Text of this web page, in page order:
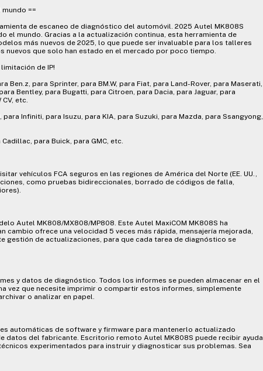
==
de escaneo de diagnóstico del automóvil. 2025 Autel MK808S
el mundo. Gracias a la actualización continua, esta herramienta de
más nuevos de 2025, lo que puede ser invaluable para los talleres
que solo han estado en el mercado por poco tiempo.
de IP!
Ben.z, para Sprinter, para BM.W, para Fiat, para Land-Rover, para Maserati,
Bentley, para Bugatti, para Citroen, para Dacia, para Jaguar, para
etc.
Infiniti, para Isuzu, para KIA, para Suzuki, para Mazda, para Ssangyong,
para Buick, para GMC, etc.
vehículos FCA seguros en las regiones de América del Norte (EE. UU.,
como pruebas bidireccionales, borrado de códigos de falla,
Autel MK808/MX808/MP808. Este Autel MaxiCOM MK808S ha
cambio ofrece una velocidad 5 veces más rápida, mensajería mejorada,
gestión de actualizaciones, para que cada tarea de diagnóstico se
y datos de diagnóstico. Todos los informes se pueden almacenar en el
vez que necesite imprimir o compartir estos informes, simplemente
o analizar en papel.
automáticas de software y firmware para mantenerlo actualizado
datos del fabricante. Escritorio remoto Autel MK808S puede recibir ayuda
experimentados para instruir y diagnosticar sus problemas. Sea